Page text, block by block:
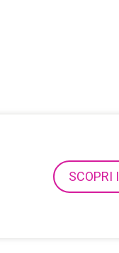
SCOPRI